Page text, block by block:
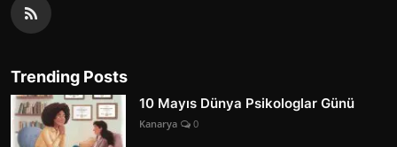
Trending Posts
10 Mayıs Dünya Psikologlar Günü
Kanarya 0